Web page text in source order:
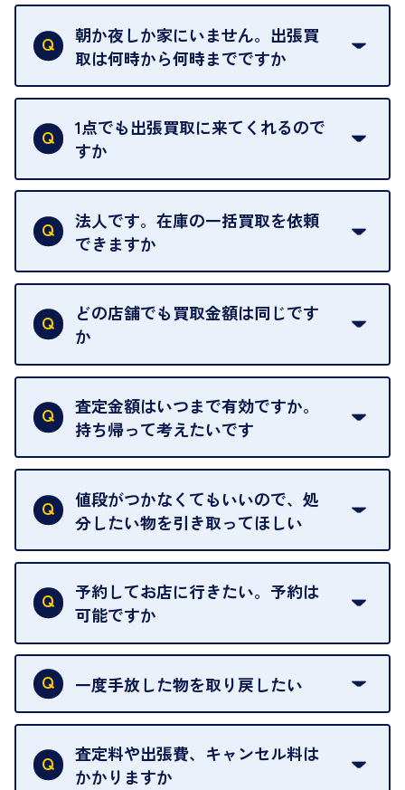
ご自宅以外での査定はお引き受けできません。ご指
定のお店や、ほかのお客様への迷惑となることが考
えられるためです。
朝か夜しか家にいません。出張買
取は何時から何時までですか
ご訪問可能時間は、10時から19時です。
ただし、お品物の種類や量によっては対応させてい
ただくことがあります。
1点でも出張買取に来てくれるので
すか
はい。1点でもお伺いします。
法人です。在庫の一括買取を依頼
できますか
はい。喜んで承ります。出張買取をご利用くださ
い。
ご指定の場所にお伺いします。
どの店舗でも買取金額は同じです
か
はい。全店舗一律です。
ただし、中古市場は日々変動するため、査定した日
によって査定額が変わることはございます。
査定金額はいつまで有効ですか。
持ち帰って考えたいです
査定額は当日限り有効です。
中古市場が日々変動するため、翌日には査定額が変
わることがございます。
値段がつかなくてもいいので、処
分したい物を引き取ってほしい
再販不可能な物は、場合によってはお断りすること
がございます。ご了承ください。
予約してお店に行きたい。予約は
可能ですか
申し訳ありませんが、現在はご来店の予約は承って
おりません。
を整えておりますので、お好きな時にお越しくださ
い。
お急ぎの場合はスタッフに一言お声がけください。
一度手放した物を取り戻したい
当店は質店ではありませんので、買い取ったお品物
は基本的に販売へと回されます。買い戻しはできま
せんので、ご了承ください。
査定料や出張費、キャンセル料は
かかりますか